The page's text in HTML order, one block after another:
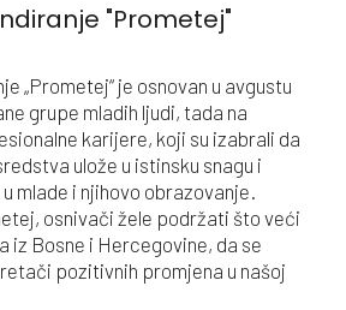
"Prometej"
„Prometej“ je osnovan u avgustu
grupe mladih ljudi, tada na
karijere, koji su izabrali da
ulože u istinsku snagu i
mlade i njihovo obrazovanje.
osnivači žele podržati što veći
iz Bosne i Hercegovine, da se
pozitivnih promjena u našoj